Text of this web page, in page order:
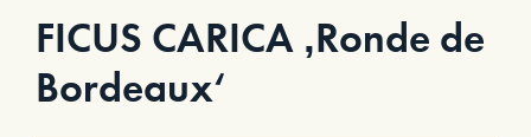
FICUS CARICA ‚Ronde de
Bordeaux‘